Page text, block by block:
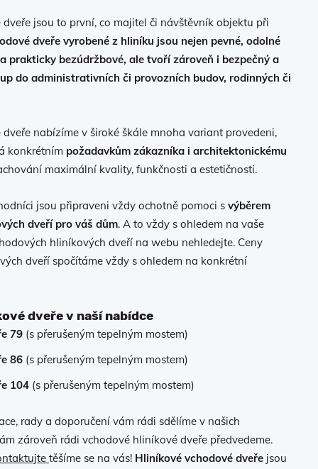
jsou to první, co majitel či návštěvník objektu při
dveře vyrobené z hliníku jsou nejen pevné, odolné
prakticky bezúdržbové, ale tvoří zároveň i bezpečný a
do administrativních či provozních budov, rodinných či
nabízíme v široké škále mnoha variant provedeni,
konkrétním požadavkům zákazníka i architektonickému
maximální kvality, funkčnosti a estetičnosti.
jsou připraveni vždy ochotně pomoci s výběrem
dveří pro váš dům. A to vždy s ohledem na vaše
hliníkových dveří na webu nehledejte. Ceny
dveří spočítáme vždy s ohledem na konkrétní
dveře v naší nabídce
79(s přerušeným tepelným mostem)
86(s přerušeným tepelným mostem)
104 (s přerušeným tepelným mostem)
rady a doporučení vám rádi sdělíme v našich
zároveň rádi vchodové hliníkové dveře předvedeme.
těšíme se na vás! Hliníkové vchodové dveřejsou